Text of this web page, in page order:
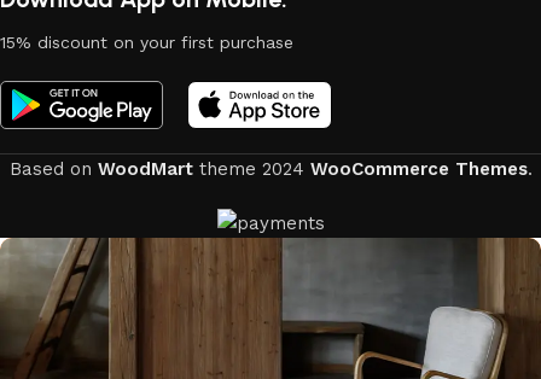
15% discount on your first purchase
Based on WoodMarttheme 2024 WooCommerce Themes.